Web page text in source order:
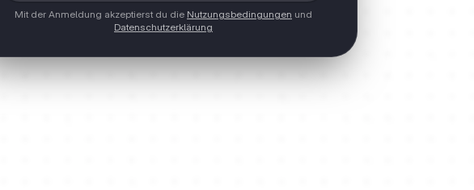
Mit der Anmeldung akzeptierst du die Nutzungsbedingungen und
Datenschutzerklärung